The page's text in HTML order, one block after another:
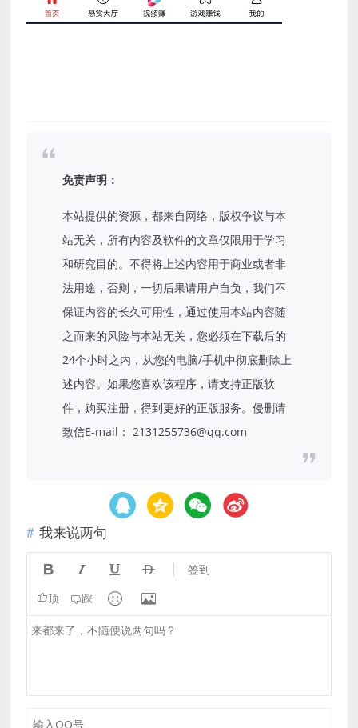
免责声明：
本站提供的资源，都来自网络，版权争议与本
站无关，所有内容及软件的文章仅限用于学习
和研究目的。不得将上述内容用于商业或者非
法用途，否则，一切后果请用户自负，我们不
保证内容的长久可用性，通过使用本站内容随
之而来的风险与本站无关，您必须在下载后的
24个小时之内，从您的电脑/手机中彻底删除上
述内容。如果您喜欢该程序，请支持正版软
件，购买注册，得到更好的正版服务。侵删请
致信E-mail： 2131255736@qq.com
我来说两句
    签到
顶 踩  